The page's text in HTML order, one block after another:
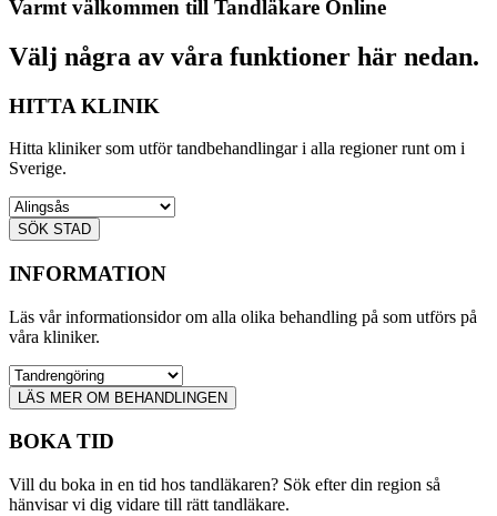
Varmt välkommen till Tandläkare Online
Välj några av våra funktioner här nedan.
HITTA KLINIK
Hitta kliniker som utför tandbehandlingar i alla regioner runt om i
Sverige.
SÖK STAD
INFORMATION
Läs vår informationsidor om alla olika behandling på som utförs på
våra kliniker.
LÄS MER OM BEHANDLINGEN
BOKA TID
Vill du boka in en tid hos tandläkaren? Sök efter din region så
hänvisar vi dig vidare till rätt tandläkare.